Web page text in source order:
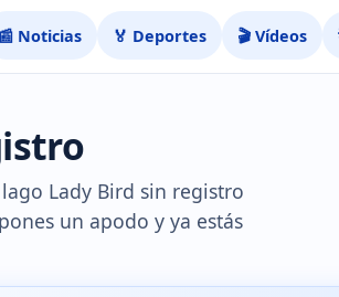
📰 Noticias 🏅 Deportes 🎬 Vídeos
Lady Bird sin registro
un apodo y ya estás